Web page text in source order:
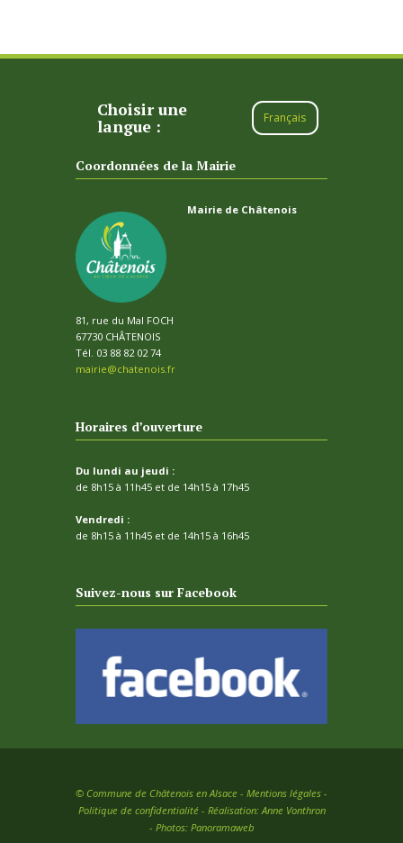
Choisir une
langue :
Français
Coordonnées de la Mairie
Mairie de Châtenois
81, rue du Mal FOCH
67730 CHÂTENOIS
Tél. 03 88 82 02 74
mairie@chatenois.fr
Horaires d’ouverture
Du lundi au jeudi :
de 8h15 à 11h45 et de 14h15 à 17h45
Vendredi :
de 8h15 à 11h45 et de 14h15 à 16h45
Suivez-nous sur Facebook
© Commune de Châtenois en Alsace - Mentions légales -
Politique de confidentialité - Réalisation: Anne Vonthron
- Photos: Panoramaweb